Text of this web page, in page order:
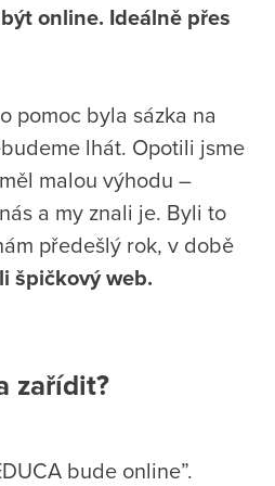
online. Ideálně přes
o pomoc byla sázka na
lhát. Opotili jsme
malou výhodu –
a my znali je. Byli to
předešlý rok, v době
špičkový web.
zařídit?
bude online”.